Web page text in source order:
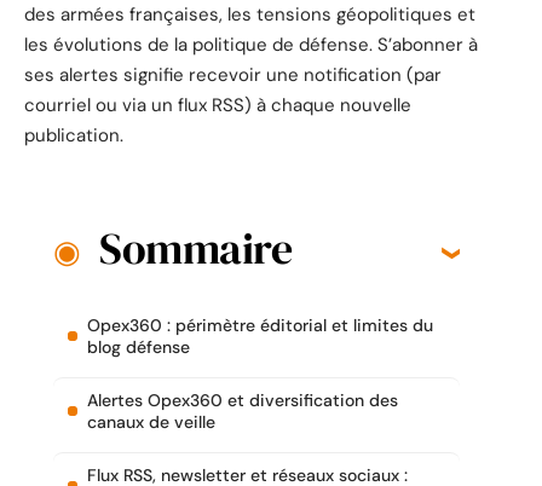
des armées françaises, les tensions géopolitiques et
les évolutions de la politique de défense. S’abonner à
ses alertes signifie recevoir une notification (par
courriel ou via un flux RSS) à chaque nouvelle
publication.
Sommaire
Opex360 : périmètre éditorial et limites du
blog défense
Alertes Opex360 et diversification des
canaux de veille
Flux RSS, newsletter et réseaux sociaux :